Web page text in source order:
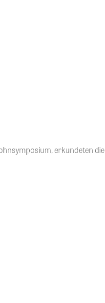
erkundeten die